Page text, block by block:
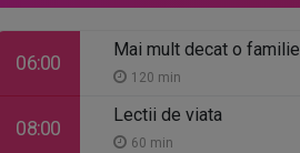
06:00
Mai mult decat o familie
120 min
08:00
Lectii de viata
60 min